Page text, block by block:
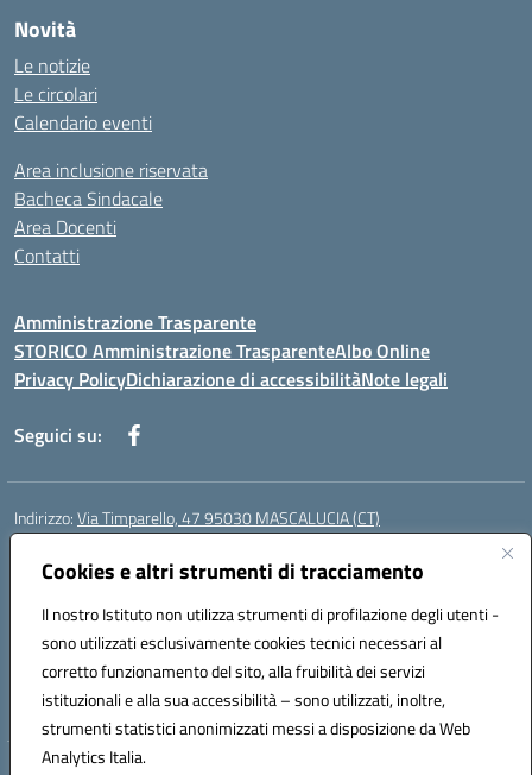
Cookies e altri strumenti di tracciamento
Il nostro Istituto non utilizza strumenti di profilazione degli utenti -
sono utilizzati esclusivamente cookies tecnici necessari al
corretto funzionamento del sito, alla fruibilità dei servizi
istituzionali e alla sua accessibilità – sono utilizzati, inoltre,
strumenti statistici anonimizzati messi a disposizione da Web
Analytics Italia.
Novità
Le notizie
Le circolari
Calendario eventi
Area inclusione riservata
Bacheca Sindacale
Area Docenti
Contatti
Amministrazione Trasparente
STORICO Amministrazione TrasparenteAlbo Online
Privacy PolicyDichiarazione di accessibilitàNote legali
Seguici su:
Indirizzo:Via Timparello, 47 95030 MASCALUCIA (CT)
Centralino:
Posta elettronica certificata (PEC):ctic8bc002@pec.istruzione.it
Codice fiscale: 93238350875
Codice meccanografico:ctic8bc002
Codice Indice delle Pubbliche Amministrazioni (IPA): istsc_ctic8bc002
Codice unico di fatturazione (CUF): 2PO2JW